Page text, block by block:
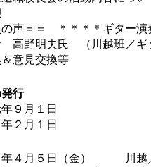
＊＊＊＊ギター演奏
川越班／ギター倶
交換等
行
月１日
月１日
月５日（金） 川越／